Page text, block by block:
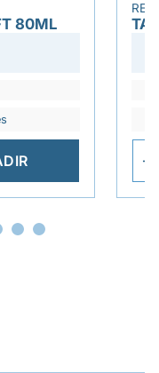
80ML